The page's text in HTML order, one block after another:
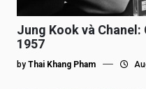
Jung Kook và
1957
by Thai Khang Pham